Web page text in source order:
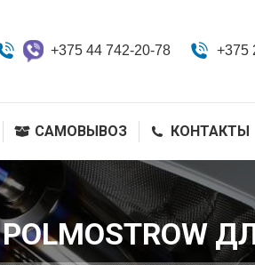
+375 44 742-20-78 +375
САМОВЫВОЗ КОНТАКТЫ